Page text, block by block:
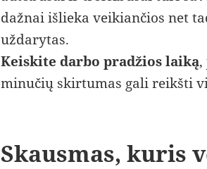
dažnai išlieka veikiančios net
uždarytas.
Keiskite darbo pradžios laiką
minučių skirtumas gali reikšti
Skausmas, kuris